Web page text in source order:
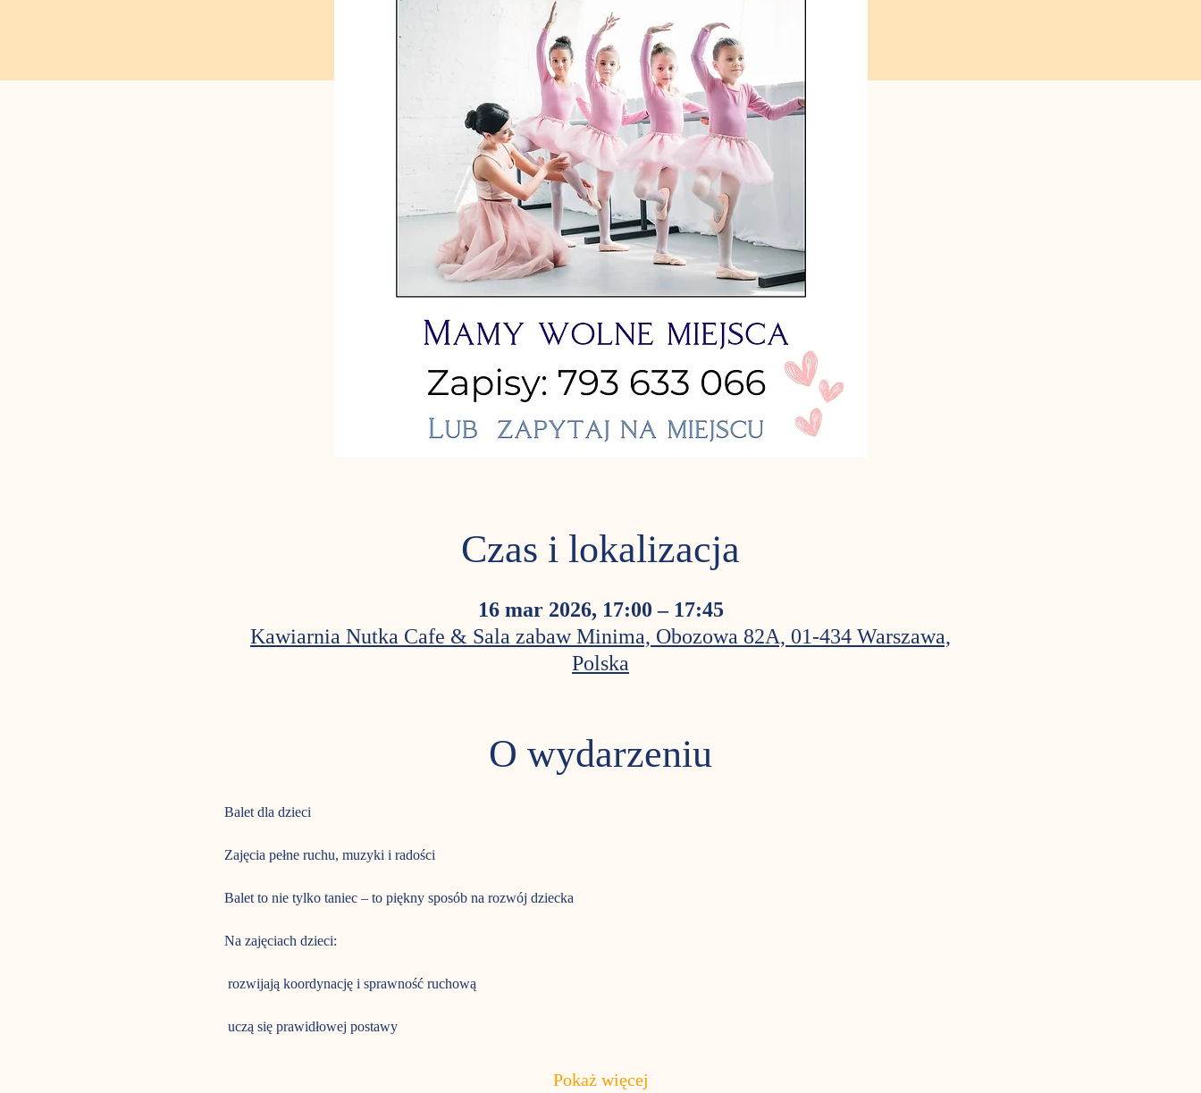
Czas i lokalizacja
16 mar 2026, 17:00 – 17:45
Kawiarnia Nutka Cafe & Sala zabaw Minima, Obozowa 82A, 01-434 Warszawa,
Polska
O wydarzeniu
Balet dla dzieci
Zajęcia pełne ruchu, muzyki i radości
Balet to nie tylko taniec – to piękny sposób na rozwój dziecka
Na zajęciach dzieci:
rozwijają koordynację i sprawność ruchową
uczą się prawidłowej postawy
Pokaż więcej